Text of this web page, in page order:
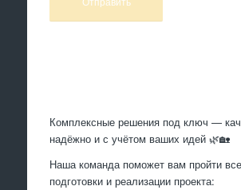
Комплексные решения под ключ —
надёжно и с учётом ваших идей 🌿🏡
Наша команда поможет вам пройти
подготовки и реализации проекта: